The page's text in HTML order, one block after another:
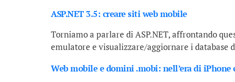
ASP.NET 3.5: creare siti web mobile
Torniamo a parlare di ASP.NET, affrontando
emulatore e visualizzare/aggiornare i database
Web mobile e domini .mobi: nell’era di iPhone